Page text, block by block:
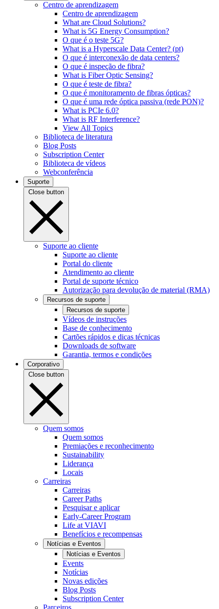
Centro de aprendizagem
Centro de aprendizagem
What are Cloud Solutions?
What is 5G Energy Consumption?
O que é o teste 5G?
What is a Hyperscale Data Center? (pt)
O que é interconexão de data centers?
O que é inspeção de fibra?
What is Fiber Optic Sensing?
O que é teste de fibra?
O que é monitoramento de fibras ópticas?
O que é uma rede óptica passiva (rede PON)?
What is PCIe 6.0?
What is RF Interference?
View All Topics
Biblioteca de literatura
Blog Posts
Subscription Center
Biblioteca de vídeos
Webconferência
Suporte
Close button
Suporte ao cliente
Suporte ao cliente
Portal do cliente
Atendimento ao cliente
Portal de suporte técnico
Autorização para devolução de material (RMA)
Recursos de suporte
Recursos de suporte
Vídeos de instruções
Base de conhecimento
Cartões rápidos e dicas técnicas
Downloads de software
Garantia, termos e condições
Corporativo
Close button
Quem somos
Quem somos
Premiações e reconhecimento
Sustainability
Liderança
Locais
Carreiras
Carreiras
Career Paths
Pesquisar e aplicar
Early-Career Program
Life at VIAVI
Benefícios e recompensas
Notícias e Eventos
Notícias e Eventos
Events
Notícias
Novas edições
Blog Posts
Subscription Center